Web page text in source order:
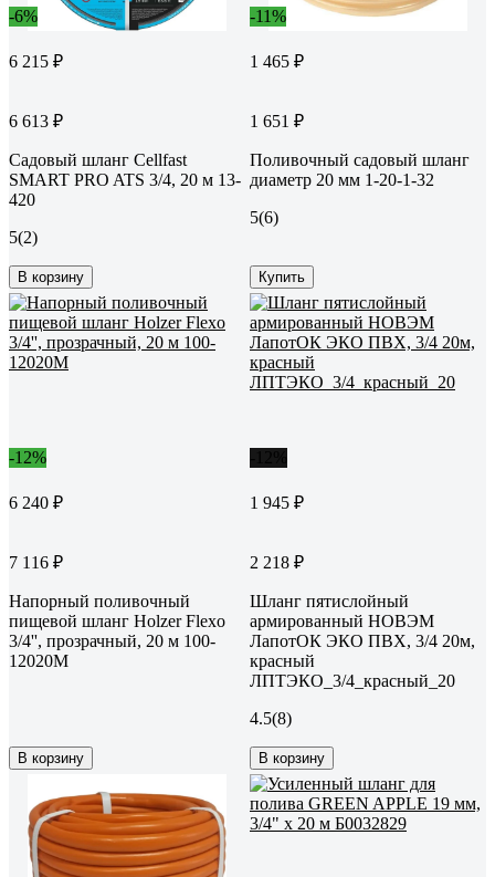
-6%
6 215 ₽
6 613 ₽
Садовый шланг Cellfast
SMART PRO ATS 3/4, 20 м 13-
420
5(2)
В корзину
-11%
1 465 ₽
1 651 ₽
Поливочный садовый шланг
диаметр 20 мм 1-20-1-32
5(6)
Купить
-12%
6 240 ₽
7 116 ₽
Напорный поливочный
пищевой шланг Holzer Flexo
3/4'', прозрачный, 20 м 100-
12020M
В корзину
1 945 ₽
2 218 ₽
Шланг пятислойный
армированный НОВЭМ
ЛапотОК ЭКО ПВХ, 3/4 20м,
красный
ЛПТЭКО_3/4_красный_20
4.5(8)
В корзину